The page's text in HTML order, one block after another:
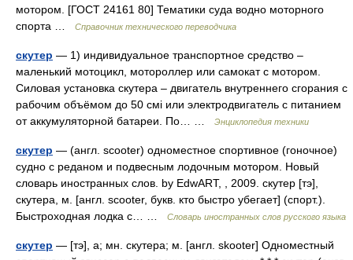
мотором. [ГОСТ 24161 80] Тематики суда водно моторного
спорта …
Справочник технического переводчика
скутер — 1) индивидуальное транспортное средство –
маленький мотоцикл, мотороллер или самокат с мотором.
Силовая установка скутера – двигатель внутреннего сгорания с
рабочим объёмом до 50 смі или электродвигатель с питанием
от аккумуляторной батареи. По… …
Энциклопедия техники
скутер — (англ. scooter) одноместное спортивное (гоночное)
судно с реданом и подвесным лодочным мотором. Новый
словарь иностранных слов. by EdwART, , 2009. скутер [тэ],
скутера, м. [англ. scooter, букв. кто быстро убегает] (спорт.).
Быстроходная лодка с… …
Словарь иностранных слов русского языка
скутер — [тэ], а; мн. скутера; м. [англ. skooter] Одноместный